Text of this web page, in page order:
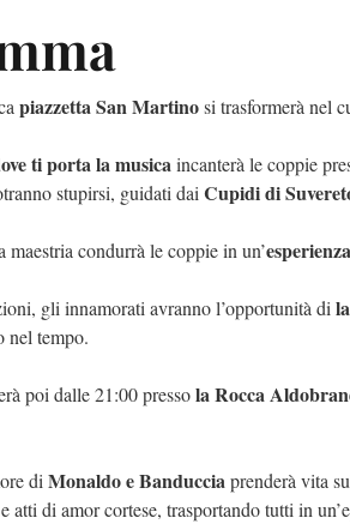
piazzetta San Martinosi trasformerà nel
ti porta la musicaincanterà le coppie
stupirsi, guidati dai Cupidi di
maestria condurrà le coppie in un’
gli innamorati avranno l’opportunità di
nel tempo.
poi dalle 21:00 pressola Rocca
di Monaldo e Banducciaprenderà vita
atti di amor cortese, trasportando tutti in